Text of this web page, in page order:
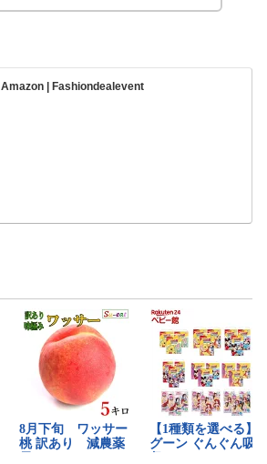
Amazon | Fashiondealevent